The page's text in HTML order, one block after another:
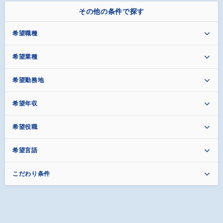
その他の条件で探す
希望職種
希望業種
希望勤務地
希望年収
希望役職
希望言語
こだわり条件